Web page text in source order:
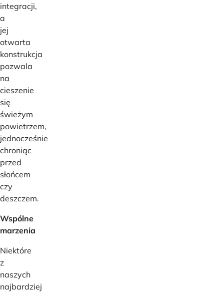
integracji,
a
jej
otwarta
konstrukcja
pozwala
na
cieszenie
się
świeżym
powietrzem,
jednocześnie
chroniąc
przed
słońcem
czy
deszczem.
Wspólne
marzenia
Niektóre
z
naszych
najbardziej